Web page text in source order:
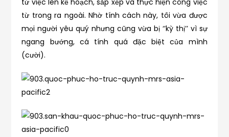
từ việc lên kế hoạch, sắp xếp và thực hiện công việc
từ trong ra ngoài. Nhờ tính cách này, tôi vừa được
mọi người yêu quý nhưng cũng vừa bị ‘’kỳ thị’’ vì sự
ngang bướng, cá tính quá đặc biệt của mình
(cười).